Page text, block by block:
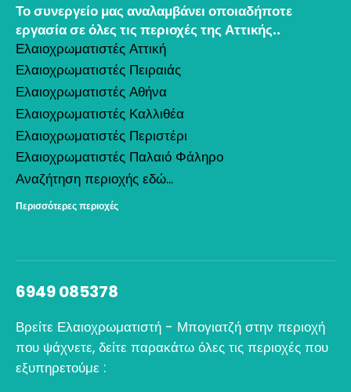
Το συνεργείο μας αναλαμβάνει οποιαδήποτε
εργασία σε όλες τις περιοχές της Αττικής..
Ελαιοχρωματιστές Αττική
Ελαιοχρωματιστές Πειραιάς
Ελαιοχρωματιστές Αθήνα
Ελαιοχρωματιστές Καλλιθέα
Ελαιοχρωματιστές Περιστέρι
Ελαιοχρωματιστές Παλαιό Φάληρο
Αναζήτηση περιοχής εδώ...
Περισσότερες περιοχές
6949 085378
Βρείτε Ελαιοχρωματιστή - Μπογιατζή στην περιοχή
που ψάχνετε, δείτε παρακάτω όλες τις περιοχές που
εξυπηρετούμε :